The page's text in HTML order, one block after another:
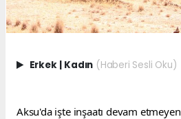
Erkek | Kadın (Haberi Sesli Oku)
Aksu'da işte inşaatı devam etmeyen